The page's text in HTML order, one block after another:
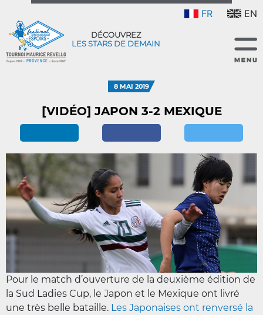
FR EN
DÉCOUVREZ
LES STARS DE DEMAIN
8 MAI 2019
[VIDÉO] JAPON 3-2 MEXIQUE
Pour le match d’ouverture de la deuxième édition de
la Sud Ladies Cup, le Japon et le Mexique ont livré
une très belle bataille. Les Japonaises ont renversé la